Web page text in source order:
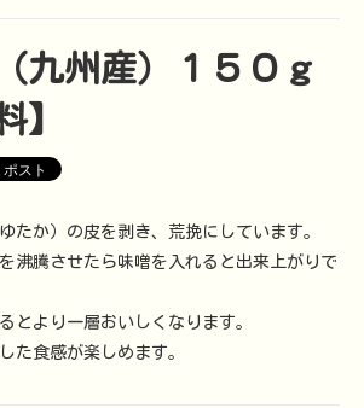
九州産）１５０ｇ
】
たか）の皮を剥き、荒挽にしています。
沸騰させたら味噌を入れると出来上がりで
とより一層おいしくなります。
た食感が楽しめます。